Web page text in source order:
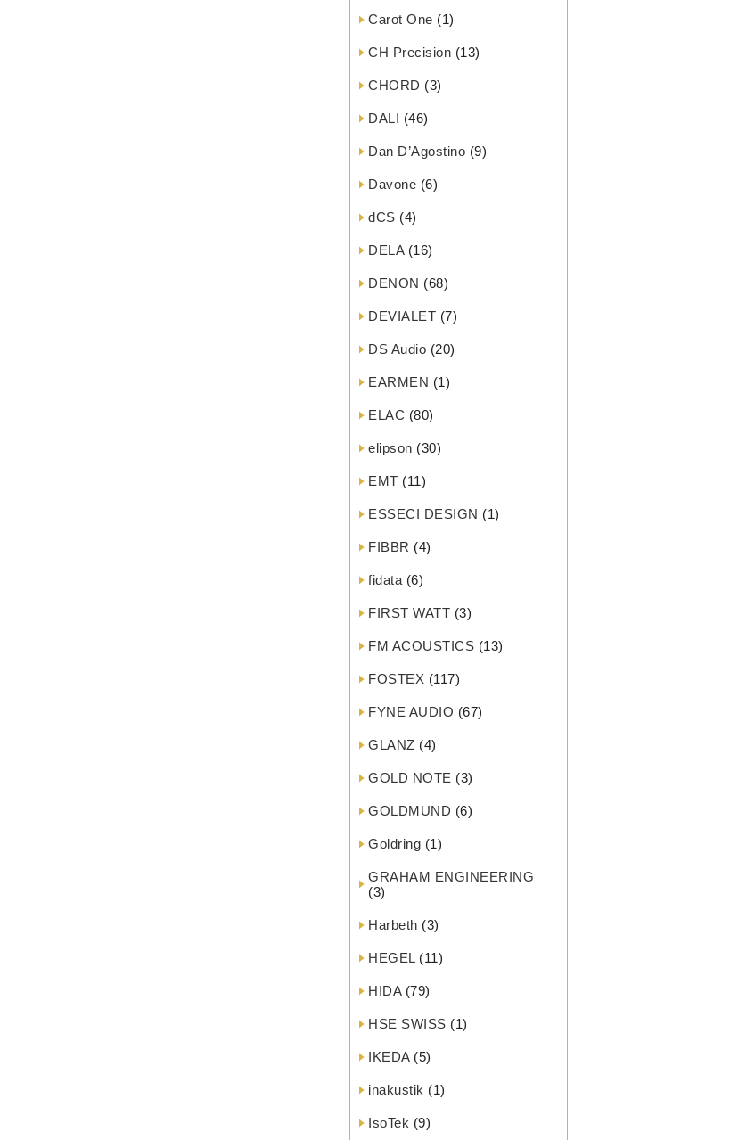
Carot One (1)
CH Precision (13)
CHORD (3)
DALI (46)
Dan D’Agostino (9)
Davone (6)
dCS (4)
DELA(16)
DENON (68)
DEVIALET (7)
DS Audio (20)
EARMEN (1)
ELAC (80)
elipson (30)
EMT (11)
ESSECI DESIGN (1)
FIBBR (4)
fidata (6)
FIRST WATT (3)
FM ACOUSTICS (13)
FOSTEX (117)
FYNE AUDIO (67)
GLANZ (4)
GOLD NOTE (3)
GOLDMUND (6)
Goldring (1)
GRAHAM ENGINEERING
(3)
Harbeth (3)
HEGEL(11)
HIDA(79)
HSE SWISS (1)
IKEDA(5)
inakustik (1)
IsoTek (9)